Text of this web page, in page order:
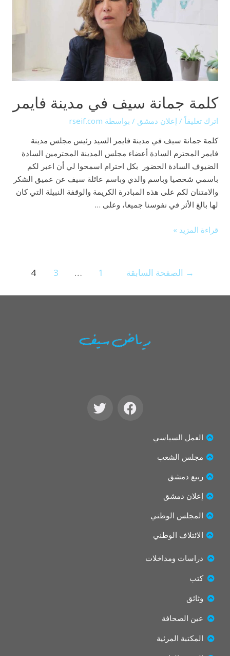
كلمة جمانة سيف في مدينة فايمر
اترك تعليقاً / إعلان دمشق / بواسطة rseif.com
كلمة جمانة سيف في مدينة فايمر السيد رئيس مجلس مدينة
فايمر المحترم السادة أعضاء مجلس المدينة المحترمين السادة
الضيوف السادة الحضور بكل احترام اسمحوا لي أن اعبر لكم
باسمي شخصيا وباسم والدي وباسم عائلة سيف عن عميق الشكر
والامتنان لكم على هذه المبادرة الكريمة والوقفة النبيلة التي كان
لها بالغ الأثر في نفوسنا جميعا، وعلى …
قراءة المزيد »
→ الصفحة السابقة 1
…
3
4
F
a
T
w
العمل السياسي
مجلس الشعب
ربيع دمشق
إعلان دمشق
المجلس الوطني
الائتلاف الوطني
دراسات ومداخلات
كتب
وثائق
عين الصحافة
المكتبة المرئية